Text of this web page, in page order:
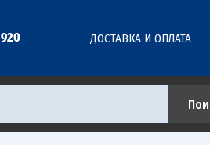
ДОСТАВКА И ОПЛАТА